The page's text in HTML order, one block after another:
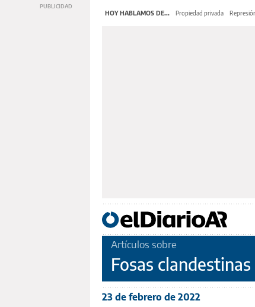
HOY HABLAMOS DE... Propiedad privada
Artículos sobre
Fosas clandestinas
23 de febrero de 2022